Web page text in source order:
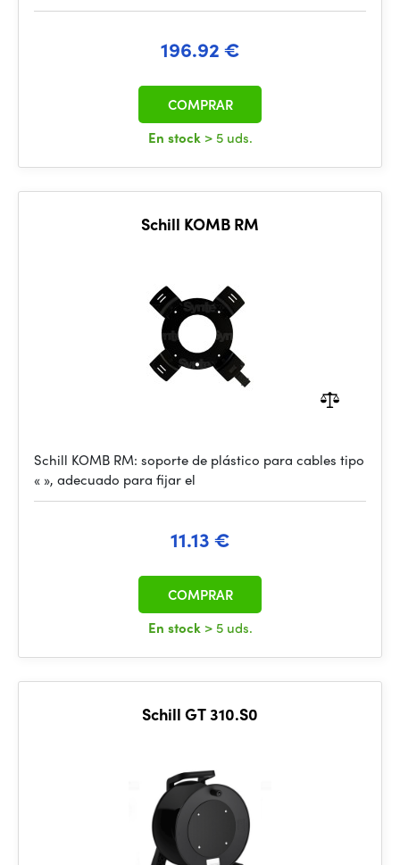
196.92 €
En stock > 5 uds.
COMPRAR
Schill KOMB RM
Schill KOMB RM: soporte de plástico para cables tipo
« », adecuado para fijar el
11.13 €
En stock > 5 uds.
COMPRAR
Schill GT 310.S0